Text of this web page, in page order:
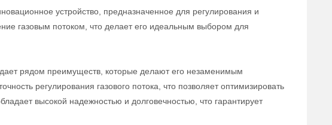
устройство, предназначенное для регулирования и
газовым потоком, что делает его идеальным выбором для
рядом преимуществ, которые делают его незаменимым
регулирования газового потока, что позволяет оптимизировать
высокой надежностью и долговечностью, что гарантирует